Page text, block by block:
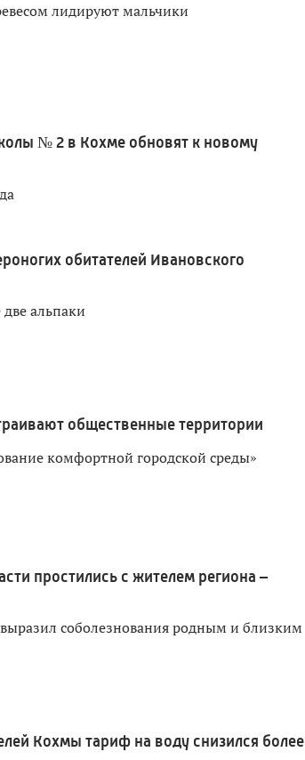
лидируют мальчики
№ 2 в Кохме обновят к новому
обитателей Ивановского
альпаки
общественные территории
комфортной городской среды»
простились с жителем региона –
соболезнования родным и близким
Кохмы тариф на воду снизился более